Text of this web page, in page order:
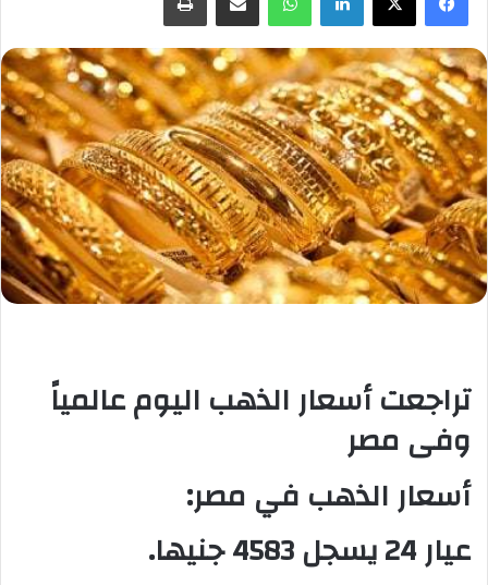
تراجعت أسعار الذهب اليوم عالمياً
وفى مصر
أسعار الذهب في مصر:
عيار 24 يسجل 4583 جنيها.